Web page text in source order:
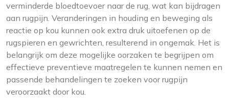
verminderde bloedtoevoer naar de rug, wat kan bijdragen
aan rugpijn. Veranderingen in houding en beweging als
reactie op kou kunnen ook extra druk uitoefenen op de
rugspieren en gewrichten, resulterend in ongemak. Het is
belangrijk om deze mogelijke oorzaken te begrijpen om
effectieve preventieve maatregelen te kunnen nemen en
passende behandelingen te zoeken voor rugpijn
veroorzaakt door kou.